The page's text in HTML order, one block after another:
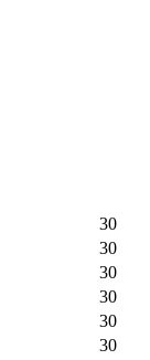
30
30
30
30
30
30